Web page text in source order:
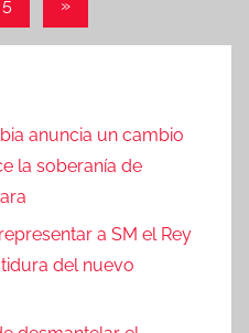
5
siguientes
»
anuncia un cambio
la soberanía de
a SM el Rey
del nuevo